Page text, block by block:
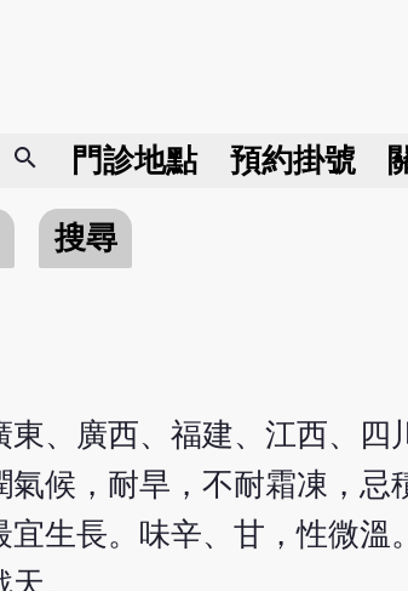
search 門診地點 預約掛號
搜尋
、廣西、福建、江西、四
候，耐旱，不耐霜凍，忌
生長。味辛、甘，性微溫